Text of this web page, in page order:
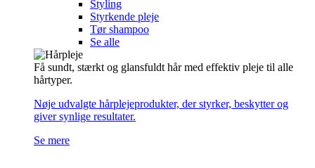
Styling
Styrkende pleje
Tør shampoo
Se alle
Få sundt, stærkt og glansfuldt hår med effektiv pleje til alle
hårtyper.
Nøje udvalgte hårplejeprodukter, der styrker, beskytter og
giver synlige resultater.
Se mere